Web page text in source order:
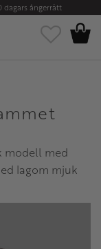
dagars ångerrätt
Favoriter
modell med
lagom mjuk